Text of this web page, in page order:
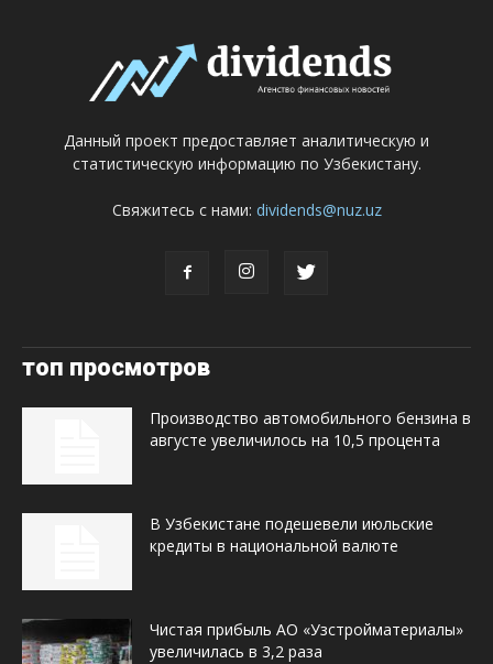
Данный проект предоставляет аналитическую и
статистическую информацию по Узбекистану.
Свяжитесь с нами: dividends@nuz.uz
топ просмотров
Производство автомобильного бензина в
августе увеличилось на 10,5 процента
В Узбекистане подешевели июльские
кредиты в национальной валюте
Чистая прибыль АО «Узстройматериалы»
увеличилась в 3,2 раза